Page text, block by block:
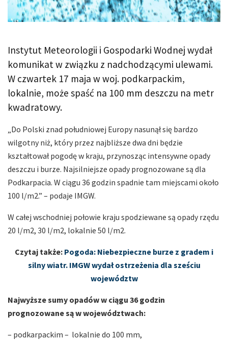
Instytut Meteorologii i Gospodarki Wodnej wydał
komunikat w związku z nadchodzącymi ulewami.
W czwartek 17 maja w woj. podkarpackim,
lokalnie, może spaść na 100 mm deszczu na metr
kwadratowy.
„Do Polski znad południowej Europy nasunął się bardzo
wilgotny niż, który przez najbliższe dwa dni będzie
kształtował pogodę w kraju, przynosząc intensywne opady
deszczu i burze. Najsilniejsze opady prognozowane są dla
Podkarpacia. W ciągu 36 godzin spadnie tam miejscami około
100 l/m2.” – podaje IMGW.
W całej wschodniej połowie kraju spodziewane są opady rzędu
20 l/m2, 30 l/m2, lokalnie 50 l/m2.
Czytaj także: Pogoda: Niebezpieczne burze z gradem i
silny wiatr. IMGW wydał ostrzeżenia dla sześciu
województw
Najwyższe sumy opadów w ciągu 36 godzin
prognozowane są w województwach:
– podkarpackim – lokalnie do 100 mm,